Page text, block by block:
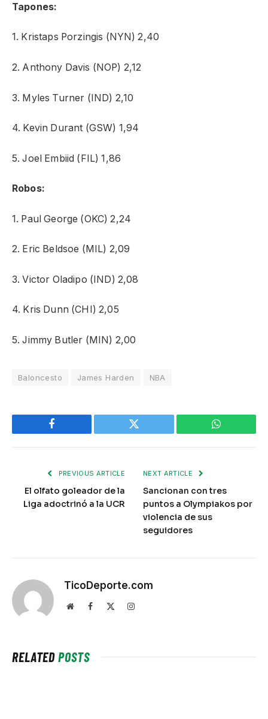
Tapones:
1. Kristaps Porzingis (NYN) 2,40
2. Anthony Davis (NOP) 2,12
3. Myles Turner (IND) 2,10
4. Kevin Durant (GSW) 1,94
5. Joel Embiid (FIL) 1,86
Robos:
1. Paul George (OKC) 2,24
2. Eric Beldsoe (MIL) 2,09
3. Victor Oladipo (IND) 2,08
4. Kris Dunn (CHI) 2,05
5. Jimmy Butler (MIN) 2,00
Baloncesto James Harden NBA
Facebook Twitter WhatsApp
PREVIOUS ARTICLE
El olfato goleador de la
Liga adoctrinó a la UCR
NEXT ARTICLE
Sancionan con tres
puntos a Olympiakos por
violencia de sus
seguidores
TicoDeporte.com
WebsiteFacebook Instagram
RELATEDPOSTS